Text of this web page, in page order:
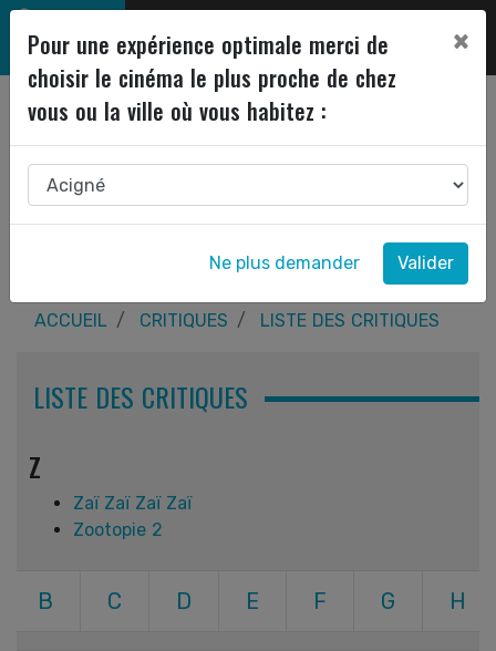
ACCUEIL CRITIQUES LISTE DES CRITIQUES
LISTE DES CRITIQUES
Z
Zaï Zaï Zaï Zaï
Zootopie 2
B C D E F G H
Pour une expérience optimale merci de
choisir le cinéma le plus proche de chez
vous ou la ville où vous habitez :
×
Ne plus demander Valider